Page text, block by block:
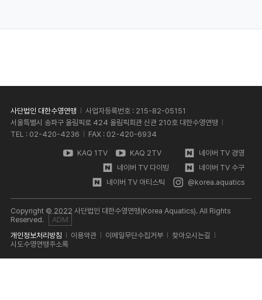
사단법인 대한수영연맹
사업자등록번호 : 215-82-05151
서울특별시 송파구 올림픽로 424 올림픽회관 신관 210호 대한수영연맹
TEL : 02-420-4236
FAX : 02-420-6934
KAQ 1TV KAQ 2TV
네이버 TV 경영
네이버 TV 다이빙
네이버 TV 수구
네이버 TV 아티스틱
@korea.aquatics
Copyright © 2022 사단법인 대한수영연맹(Korea Aquatics). All Rights
Reserved.
ADM
개인정보처리방침
이용약관 이메일무단수집거부
찾아오시는길
시도수영연맹주소록